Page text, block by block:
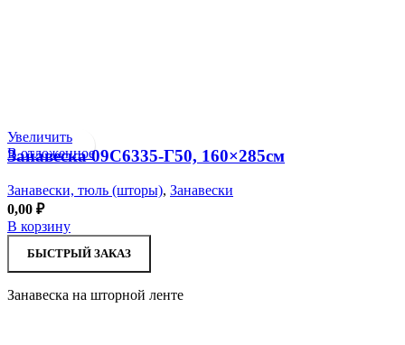
Увеличить
В отложенное
Занавеска 09С6335-Г50, 160×285см
Занавески, тюль (шторы), Занавески
0,00 ₽
В корзину
БЫСТРЫЙ ЗАКАЗ
Занавеска на шторной ленте